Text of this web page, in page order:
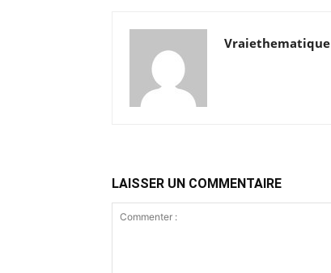
Vraiethematique
LAISSER UN COMMENTAIRE